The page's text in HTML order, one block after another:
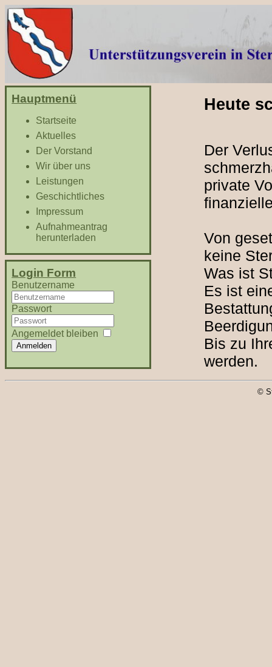
Heute
Der
private
Von
keine
Was ist
Es ist
Bis zu
werden.
Hauptmenü
Startseite
Aktuelles
Der Vorstand
Wir über uns
Leistungen
Geschichtliches
Impressum
Aufnahmeantrag
herunterladen
Login Form
Benutzername
Passwort
Angemeldet bleiben
Anmelden
©